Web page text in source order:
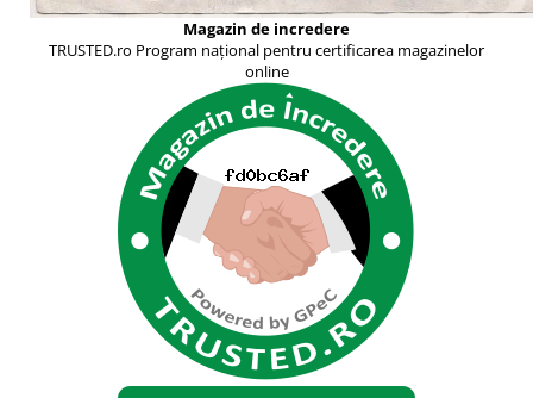
Magazin de incredere
TRUSTED.ro Program național pentru certificarea magazinelor
online